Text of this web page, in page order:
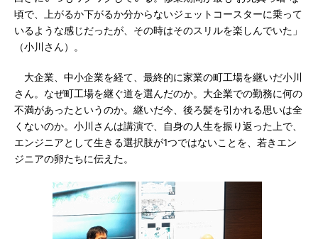
頃で、上がるか下がるか分からないジェットコースターに乗って
いるような感じだったが、その時はそのスリルを楽しんでいた」
（小川さん）。
大企業、中小企業を経て、最終的に家業の町工場を継いだ小川
さん。なぜ町工場を継ぐ道を選んだのか。大企業での勤務に何の
不満があったというのか。継いだ今、後ろ髪を引かれる思いは全
くないのか。小川さんは講演で、自身の人生を振り返った上で、
エンジニアとして生きる選択肢が1つではないことを、若きエン
ジニアの卵たちに伝えた。